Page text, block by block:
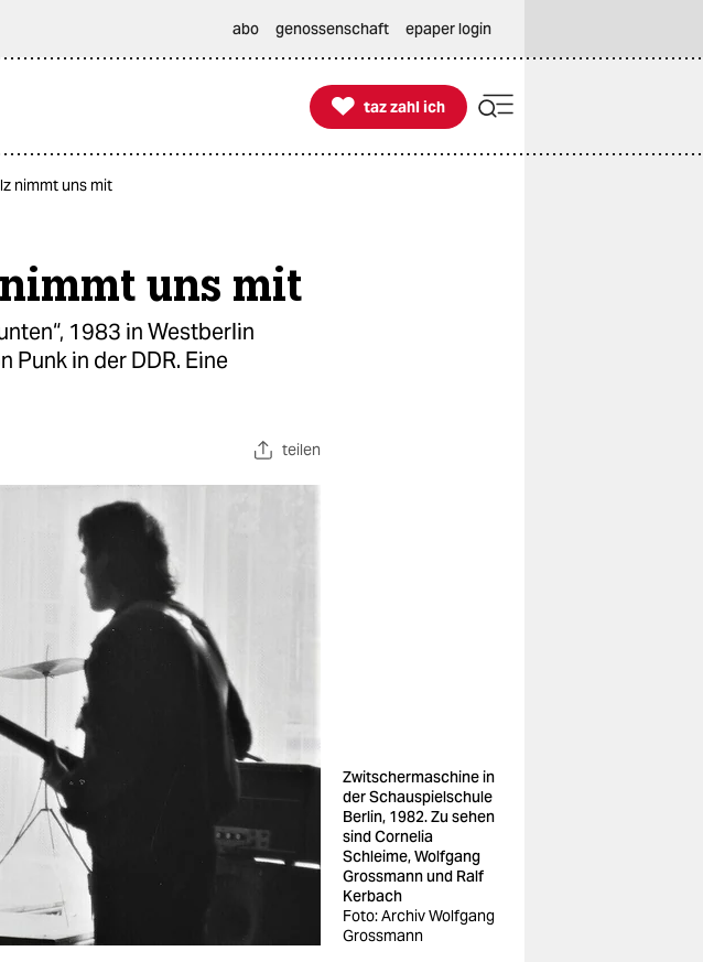
abo genossenschaft epaper login

taz zahl ich
taz zahl ich
nimmt uns mit
uns mit
1983 in Westberlin
in der DDR. Eine
teilen
Zwitschermaschine in
der Schauspielschule
Berlin, 1982. Zu sehen
sind Cornelia
Schleime, Wolfgang
Grossmann und Ralf
Kerbach
Foto: Archiv Wolfgang
Grossmann